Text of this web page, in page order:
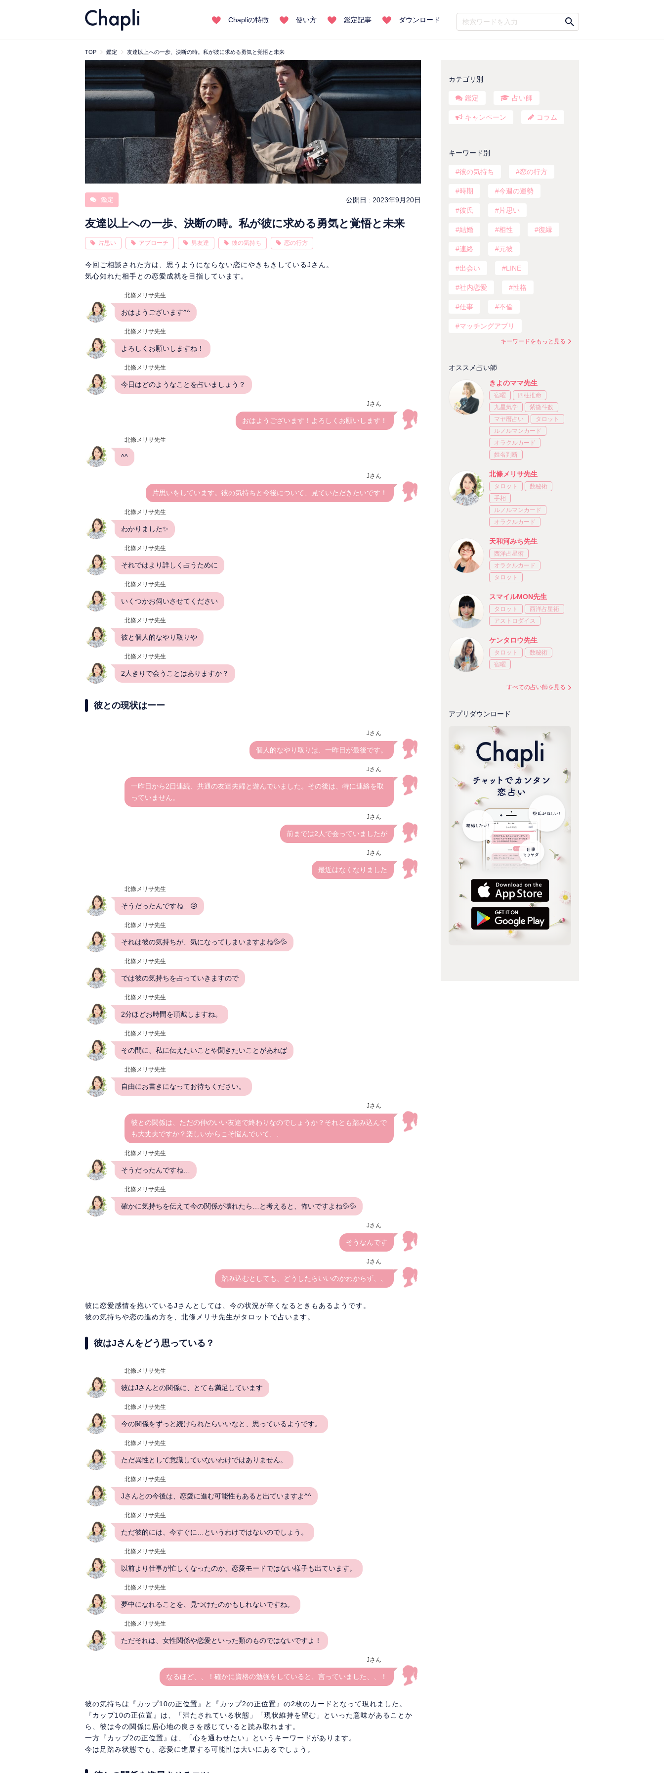
Chapliの特徴 使い方 鑑定記事 ダウンロード
TOP 鑑定 友達以上への一歩、決断の時。私が彼に求める勇気と覚悟と未来
鑑定 公開日 : 2023年9月20日
友達以上への一歩、決断の時。私が彼に求める勇気と覚悟と未来
片思い アプローチ 男友達 彼の気持ち 恋の行方
今回ご相談された方は、思うようにならない恋にやきもきしているJさん。
気心知れた相手との恋愛成就を目指しています。
北條メリサ先生
おはようございます^^
北條メリサ先生
よろしくお願いしますね！
北條メリサ先生
今日はどのようなことを占いましょう？
Jさん
おはようございます！よろしくお願いします！
北條メリサ先生
^^
Jさん
片思いをしています。彼の気持ちと今後について、見ていただきたいです！
北條メリサ先生
わかりました✨
北條メリサ先生
それではより詳しく占うために
北條メリサ先生
いくつかお伺いさせてください
北條メリサ先生
彼と個人的なやり取りや
北條メリサ先生
2人きりで会うことはありますか？
彼との現状はーー
Jさん
個人的なやり取りは、一昨日が最後です。
Jさん
一昨日から2日連続、共通の友達夫婦と遊んでいました。その後は、特に連絡を取
っていません。
Jさん
前までは2人で会っていましたが
Jさん
最近はなくなりました
北條メリサ先生
そうだったんですね…😥
北條メリサ先生
それは彼の気持ちが、気になってしまいますよね💦💦
北條メリサ先生
では彼の気持ちを占っていきますので
北條メリサ先生
2分ほどお時間を頂戴しますね。
北條メリサ先生
その間に、私に伝えたいことや聞きたいことがあれば
北條メリサ先生
自由にお書きになってお待ちください。
Jさん
彼との関係は、ただの仲のいい友達で終わりなのでしょうか？それとも踏み込んで
も大丈夫ですか？楽しいからこそ悩んでいて、、
北條メリサ先生
そうだったんですね…
北條メリサ先生
確かに気持ちを伝えて今の関係が壊れたら…と考えると、怖いですよね💦💦
Jさん
そうなんです
Jさん
踏み込むとしても、どうしたらいいのかわからず、、
彼に恋愛感情を抱いているJさんとしては、今の状況が辛くなるときもあるようです。
彼の気持ちや恋の進め方を、北條メリサ先生がタロットで占います。
彼はJさんをどう思っている？
北條メリサ先生
彼はJさんとの関係に、とても満足しています
北條メリサ先生
今の関係をずっと続けられたらいいなと、思っているようです。
北條メリサ先生
ただ異性として意識していないわけではありません。
北條メリサ先生
Jさんとの今後は、恋愛に進む可能性もあると出ていますよ^^
北條メリサ先生
ただ彼的には、今すぐに…というわけではないのでしょう。
北條メリサ先生
以前より仕事が忙しくなったのか、恋愛モードではない様子も出ています。
北條メリサ先生
夢中になれることを、見つけたのかもしれないですね。
北條メリサ先生
ただそれは、女性関係や恋愛といった類のものではないですよ！
Jさん
なるほど、、！確かに資格の勉強をしていると、言っていました、、！
彼の気持ちは『カップ10の正位置』と『カップ2の正位置』の2枚のカードとなって現れました。
『カップ10の正位置』は、「満たされている状態」「現状維持を望む」といった意味があることか
ら、彼は今の関係に居心地の良さを感じていると読み取れます。
一方『カップ2の正位置』は、「心を通わせたい」というキーワードがあります。
今は足踏み状態でも、恋愛に進展する可能性は大いにあるでしょう。
カテゴリ別
鑑定 占い師
キャンペーン コラム
キーワード別
彼の気持ち 恋の行方
時期 今週の運勢
彼氏 片思い
結婚 相性 復縁
連絡 元彼
出会い LINE
社内恋愛 性格
仕事 不倫
マッチングアプリ
キーワードをもっと見る
オススメ占い師
きよのママ先生
宿曜
四柱推命
九星気学
紫微斗数
マヤ暦占い
タロット
ルノルマンカード
オラクルカード
姓名判断
北條メリサ先生
タロット
数秘術
手相
ルノルマンカード
オラクルカード
天和河みち先生
西洋占星術
オラクルカード
タロット
スマイルMON先生
タロット
西洋占星術
アストロダイス
ケンタロウ先生
タロット
数秘術
宿曜
すべての占い師を見る
アプリダウンロード